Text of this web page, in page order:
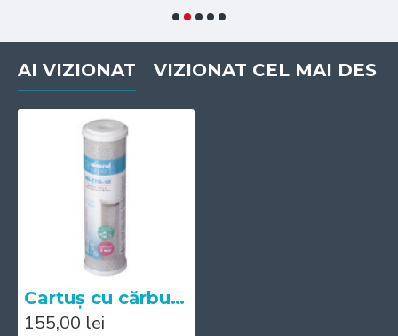
AI VIZIONAT VIZIONAT CEL MAI DES
Cartuș cu cărbune activ CTO (ME-CTO-10)
155,00 lei